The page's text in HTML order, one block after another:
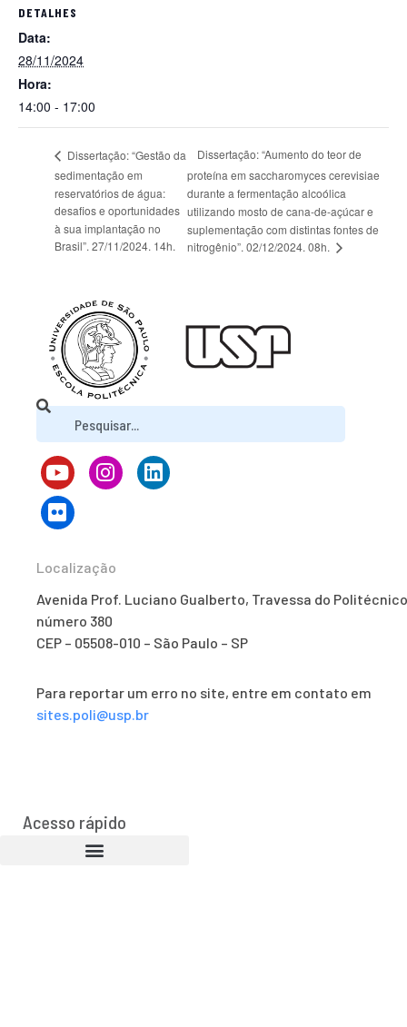
DETALHES
Data:
28/11/2024
Hora:
14:00 - 17:00
Dissertação: “Gestão da
sedimentação em
reservatórios de água:
desafios e oportunidades
à sua implantação no
Brasil”. 27/11/2024. 14h.
Dissertação: “Aumento do teor de
proteína em saccharomyces cerevisiae
durante a fermentação alcoólica
utilizando mosto de cana-de-açúcar e
suplementação com distintas fontes de
nitrogênio”. 02/12/2024. 08h.
Localização
Avenida Prof. Luciano Gualberto, Travessa do
número 380
CEP – 05508-010 – São Paulo – SP
Para reportar um erro no site, entre em contato em
sites.poli@usp.br
Acesso rápido